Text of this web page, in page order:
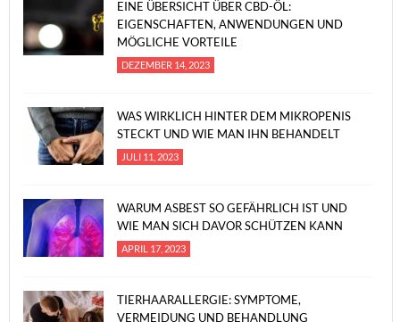
EINE ÜBERSICHT ÜBER CBD-ÖL:
EIGENSCHAFTEN, ANWENDUNGEN UND
MÖGLICHE VORTEILE
DEZEMBER 14, 2023
WAS WIRKLICH HINTER DEM MIKROPENIS
STECKT UND WIE MAN IHN BEHANDELT
JULI 11, 2023
WARUM ASBEST SO GEFÄHRLICH IST UND
WIE MAN SICH DAVOR SCHÜTZEN KANN
APRIL 17, 2023
TIERHAARALLERGIE: SYMPTOME,
VERMEIDUNG UND BEHANDLUNG